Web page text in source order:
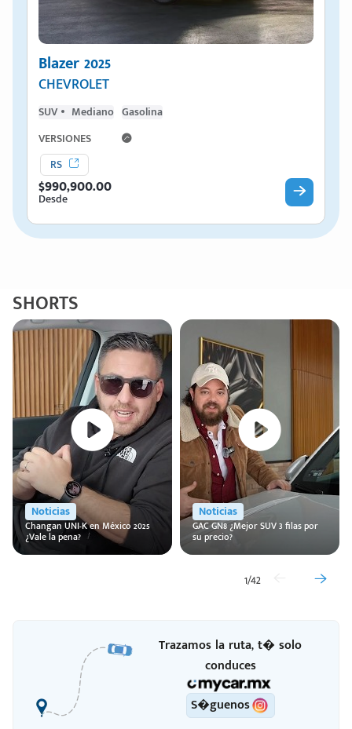
Blazer 2025
CHEVROLET
SUV Mediano Gasolina
VERSIONES
RS
$990,900.00
Desde
SHORTS
Noticias
Changan UNI-K en México 2025
¿Vale la pena?
Noticias
GAC GN8 ¿Mejor SUV 3 filas por
su precio?
1/42
Trazamos la ruta, t� solo
conduces
S�guenos